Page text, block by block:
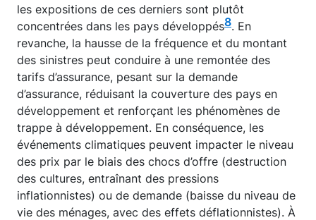
les expositions de ces derniers sont plutôt
concentrées dans les pays développés8. En
revanche, la hausse de la fréquence et du montant
des sinistres peut conduire à une remontée des
tarifs d’assurance, pesant sur la demande
d’assurance, réduisant la couverture des pays en
développement et renforçant les phénomènes de
trappe à développement. En conséquence, les
événements climatiques peuvent impacter le niveau
des prix par le biais des chocs d’offre (destruction
des cultures, entraînant des pressions
inflationnistes) ou de demande (baisse du niveau de
vie des ménages, avec des effets déflationnistes). À